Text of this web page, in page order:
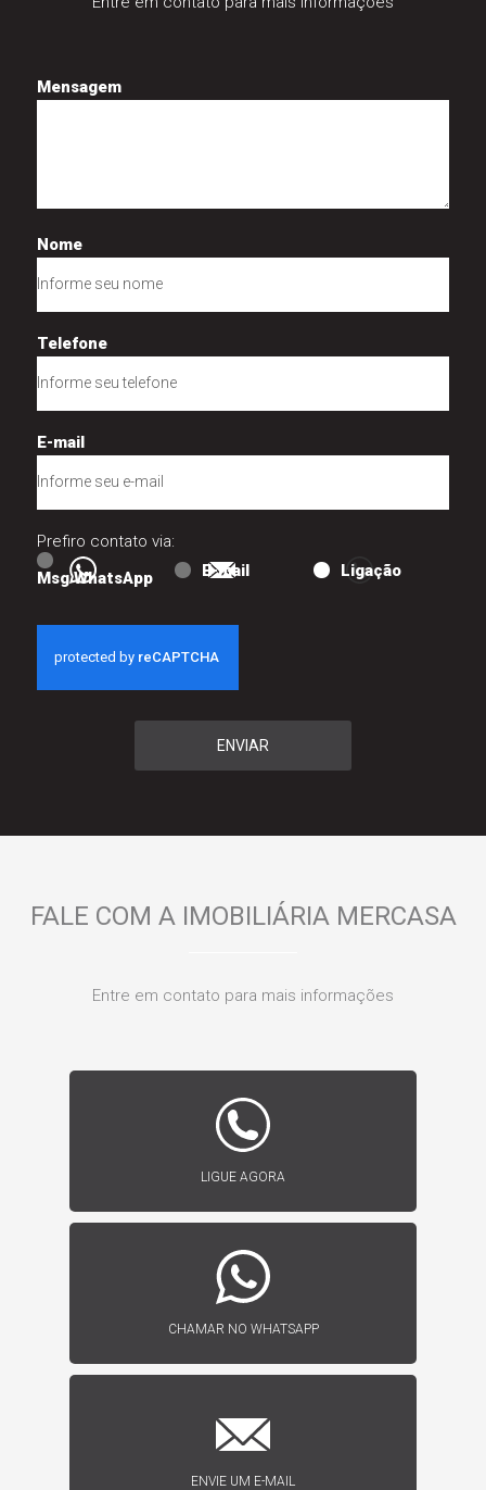
Mensagem
Nome
Telefone
E-mail
Prefiro contato via:
Msg WhatsApp
E-mail Ligação
ENVIAR
FALE COM A IMOBILIÁRIA MERCASA
Entre em contato para mais informações
LIGUE AGORA
CHAMAR NO WHATSAPP
ENVIE UM E-MAIL